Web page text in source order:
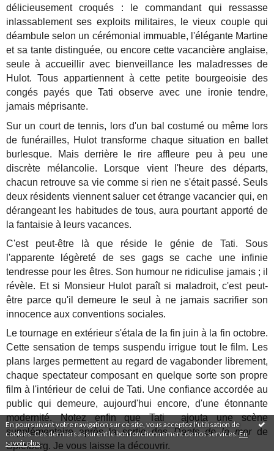
En poursuivant votre navigation sur ce site, vous acceptez l'utilisation de
cookies. Ces derniers assurent le bon fonctionnement de nos services.En
savoir plus.
délicieusement croqués : le commandant qui ressasse
inlassablement ses exploits militaires, le vieux couple qui
déambule selon un cérémonial immuable, l'élégante Martine
et sa tante distinguée, ou encore cette vacancière anglaise,
seule à accueillir avec bienveillance les maladresses de
Hulot. Tous appartiennent à cette petite bourgeoisie des
congés payés que Tati observe avec une ironie tendre,
jamais méprisante.
Sur un court de tennis, lors d'un bal costumé ou même lors
de funérailles, Hulot transforme chaque situation en ballet
burlesque. Mais derrière le rire affleure peu à peu une
discrète mélancolie. Lorsque vient l'heure des départs,
chacun retrouve sa vie comme si rien ne s'était passé. Seuls
deux résidents viennent saluer cet étrange vacancier qui, en
dérangeant les habitudes de tous, aura pourtant apporté de
la fantaisie à leurs vacances.
C'est peut-être là que réside le génie de Tati. Sous
l'apparente légèreté de ses gags se cache une infinie
tendresse pour les êtres. Son humour ne ridiculise jamais ; il
révèle. Et si Monsieur Hulot paraît si maladroit, c'est peut-
être parce qu'il demeure le seul à ne jamais sacrifier son
innocence aux conventions sociales.
Le tournage en extérieur s'étala de la fin juin à la fin octobre.
Cette sensation de temps suspendu irrigue tout le film. Les
plans larges permettent au regard de vagabonder librement,
chaque spectateur composant en quelque sorte son propre
film à l'intérieur de celui de Tati. Une confiance accordée au
public qui demeure, aujourd'hui encore, d'une étonnante
modernité. Notez enfin que Tati ajouta une scène
supplémentaire après la sortie desDents de la merde
Spielberg. Je vous laisse la découvrir.